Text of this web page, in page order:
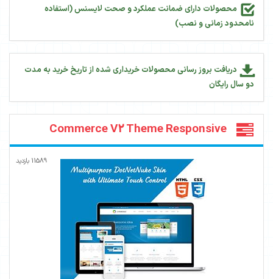
محصولات دارای ضمانت عملکرد و صحت لایسنس (استفاده
نامحدود زمانی و نصب)
دریافت بروز رسانی محصولات خریداری شده از تاریخ خرید به مدت
دو سال رایگان
Commerce V2 Theme Responsive
11589 بازدید